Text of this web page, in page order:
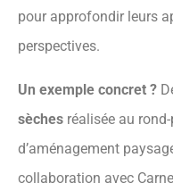
pour approfondir leurs
perspectives.
Un exemple concret ?
sèches réalisée au
d’aménagement
collaboration avec